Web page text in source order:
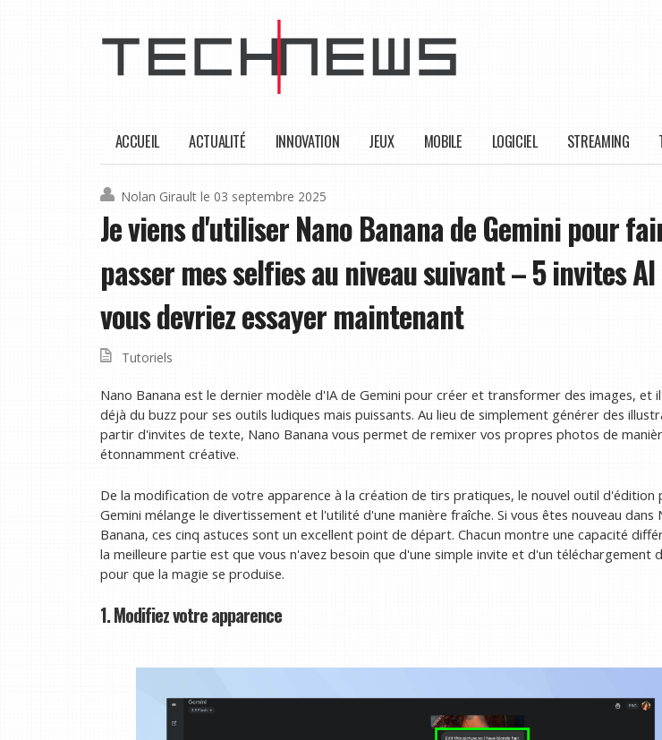
ACCUEIL ACTUALITÉ INNOVATION JEUX MOBILE LOGICIEL STREAMING
Nolan Girault le 03 septembre 2025
Je viens d'utiliser Nano Banana de Gemini pour
passer mes selfies au niveau suivant – 5 invites AI
vous devriez essayer maintenant
Tutoriels
Nano Banana est le dernier modèle d'IA de Gemini pour créer et transformer des images, et
déjà du buzz pour ses outils ludiques mais puissants. Au lieu de simplement générer des
partir d'invites de texte, Nano Banana vous permet de remixer vos propres photos de
étonnamment créative.
De la modification de votre apparence à la création de tirs pratiques, le nouvel outil d'édition
Gemini mélange le divertissement et l'utilité d'une manière fraîche. Si vous êtes nouveau dans
Banana, ces cinq astuces sont un excellent point de départ. Chacun montre une capacité
la meilleure partie est que vous n'avez besoin que d'une simple invite et d'un téléchargement
pour que la magie se produise.
1. Modifiez votre apparence